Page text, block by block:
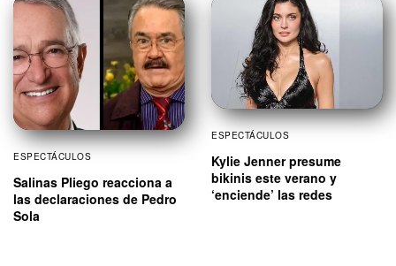
ESPECTÁCULOS
Salinas Pliego reacciona a
las declaraciones de Pedro
Sola
ESPECTÁCULOS
Kylie Jenner presume
bikinis este verano y
‘enciende’ las redes